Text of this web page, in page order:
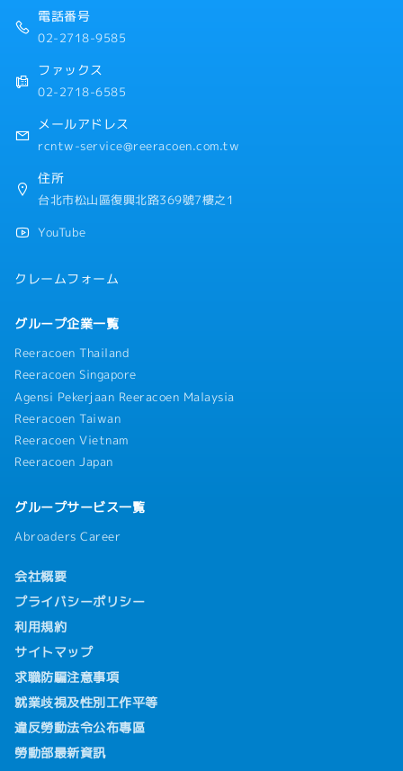
・入社したばかりでは査定ができないため、出勤日数で
割った分を支給。
・入社半年以降は、査定をし支給額を決定する。大体、
1カ月のボーナスの±5-10%前後
・駐車場手当・ガソリン実費手当（居住地域ごとに上限
あり。但し、交通機関などを使わず徒歩通勤の場合は手
・役職手当（主任以上で発生）
・三節礼金（毎回）：入社1年後に1,000元相当の商品
券、入社半年は500元相当の商品券
電話番号
02-2718-9585
ファックス
02-2718-6585
メールアドレス
rcntw-service@reeracoen.com.tw
住所
台北市松山區復興北路369號7樓之1
YouTube
クレームフォーム
グループ企業一覧
Reeracoen Thailand
Reeracoen Singapore
Agensi Pekerjaan Reeracoen Malaysia
Reeracoen Taiwan
Reeracoen Vietnam
Reeracoen Japan
グループサービス一覧
Abroaders Career
会社概要
プライバシーポリシー
利用規約
サイトマップ
求職防騙注意事項
就業歧視及性別工作平等
違反勞動法令公布專區
勞動部最新資訊